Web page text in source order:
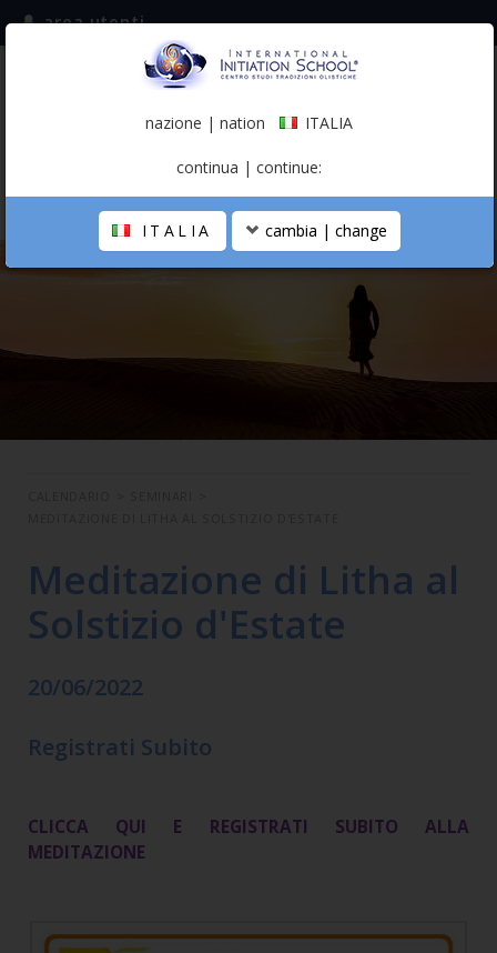
iscriviti alla mailing list
(italiano)
area utenti
LA SCUOLA
Meditazione di Litha al
Solstizio d'Estate
20/06/2022
Registrati Subito
CLICCA QUI E REGISTRATI SUBITO ALLA
MEDITAZIONE
nazione | nation ITALIA
continua | continue:
ITALIA cambia | change